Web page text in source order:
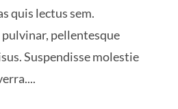
quis lectus sem.
pellentesque
Suspendisse molestie